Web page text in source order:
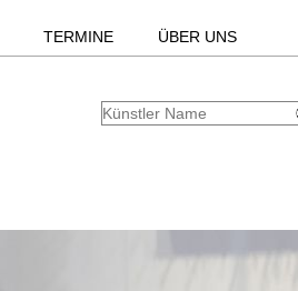
TERMINE ÜBER UNS